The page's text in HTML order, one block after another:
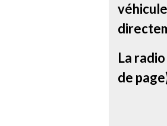
La
de